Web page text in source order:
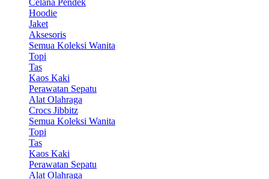
Hoodie
Jaket
Aksesoris
Semua Koleksi Wanita
Topi
Tas
Kaos Kaki
Perawatan Sepatu
Alat Olahraga
Crocs Jibbitz
Semua Koleksi Wanita
Topi
Tas
Kaos Kaki
Perawatan Sepatu
Alat Olahraga